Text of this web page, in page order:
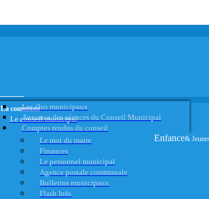
La commune
Le conseil municipal
Les élus municipaux
Annonce des séances du Conseil Municipal
Comptes rendus du conseil
Le mot du maire
Finances
Le personnel municipal
Agence postale communale
Bulletins municipaux
Flash Info
Enfance&